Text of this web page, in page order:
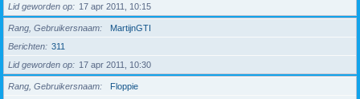
Lid geworden op
17 apr 2011, 10:15
Rang, Gebruikersnaam
MartijnGTI
Berichten
311
Lid geworden op
17 apr 2011, 10:30
Rang, Gebruikersnaam
Floppie